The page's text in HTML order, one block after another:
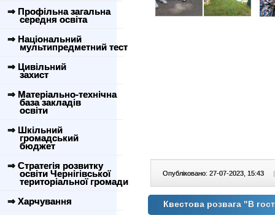
⇒ Профільна загальна
середня освіта
⇒ Національний
мультипредметний тест
⇒ Цивільний
захист
⇒ Матеріально-технічна
база закладів
освіти
⇒ Шкільний
громадський
бюджет
⇒ Стратегія розвитку
освіти Чернігівської
територіальної громади
⇒ Харчування
Опубліковано: 27-07-2023, 15:43 |
Квестова розвага "В